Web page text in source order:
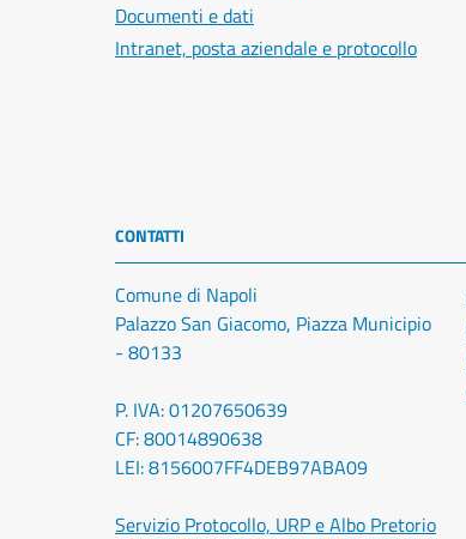
Documenti e dati
Intranet, posta aziendale e protocollo
CONTATTI
Comune di Napoli
Palazzo San Giacomo, Piazza Municipio
- 80133
P. IVA: 01207650639
CF: 80014890638
LEI: 8156007FF4DEB97ABA09
Servizio Protocollo, URP e Albo Pretorio